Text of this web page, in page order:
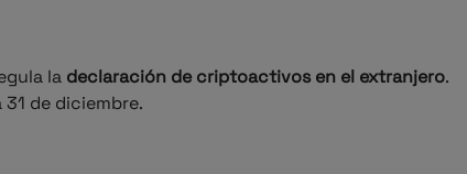
la declaración de criptoactivos en el extranjero.
de diciembre.